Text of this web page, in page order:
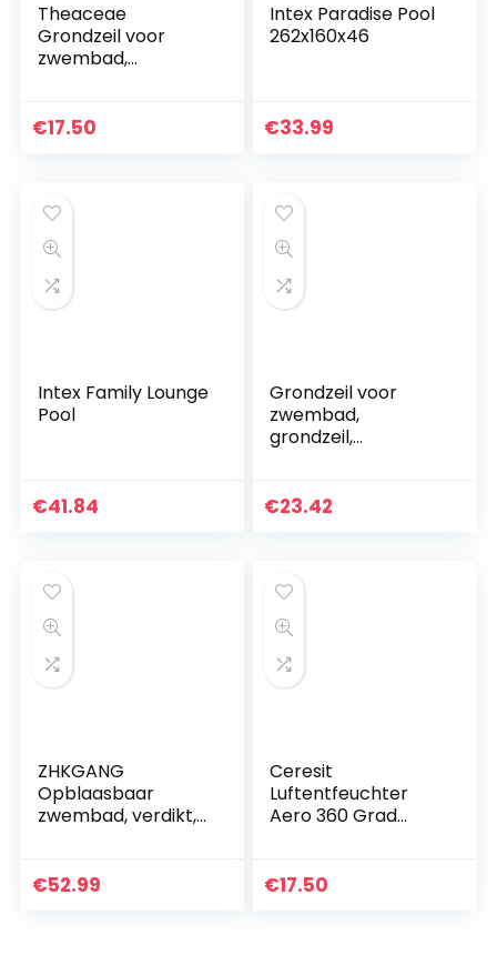
Theaceae
Grondzeil voor
zwembad,
ger, rechthoekig,
€17.50
Intex Paradise Pool
262x160x46
€33.99
Intex Family Lounge
Pool
€41.84
Grondzeil voor
zwembad,
grondzeil,
opvouwbaar, van
€23.42
ZHKGANG
Opblaasbaar
zwembad, verdikt,
badkuip, drielaags
€52.99
Ceresit
Luftentfeuchter
Aero 360 Grad
€17.50